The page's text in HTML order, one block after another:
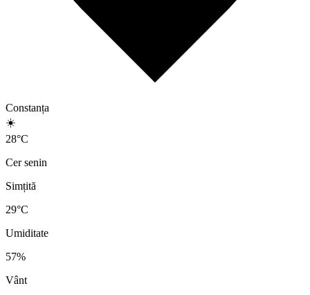
Constanța
☀️
28°C
Cer senin
Simțită
29°C
Umiditate
57%
Vânt